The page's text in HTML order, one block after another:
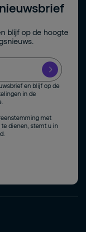
blijf op de hoogte
en blijf op de
in de
met
te dienen, stemt u in